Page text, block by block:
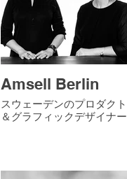
Amsell Berlin
スウェーデンのプロダクト
＆グラフィックデザイナー